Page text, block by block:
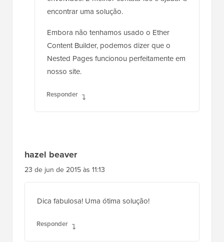
encontrar uma solução.
Embora não tenhamos usado o Ether
Content Builder, podemos dizer que o
Nested Pages funcionou perfeitamente em
nosso site.
Responder
hazel beaver
23 de jun de 2015 às 11:13
Dica fabulosa! Uma ótima solução!
Responder